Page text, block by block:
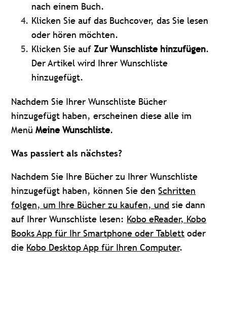
nach einem Buch.
Klicken Sie auf das Buchcover, das Sie lesen
oder hören möchten.
Klicken Sie aufZur Wunschliste hinzufügen.
Der Artikel wird Ihrer Wunschliste
hinzugefügt.
Nachdem Sie Ihrer Wunschliste Bücher
hinzugefügt haben, erscheinen diese alle im
MenüMeine Wunschliste.
Was passiert als nächstes?
Nachdem Sie Ihre Bücher zu Ihrer Wunschliste
hinzugefügt haben, können Sie denSchritten
folgen, um Ihre Bücher zu kaufen, und sie dann
auf Ihrer Wunschliste lesen: Kobo eReader, Kobo
Books App für Ihr Smartphone oder Tablett oder
die Kobo Desktop App für Ihren Computer.